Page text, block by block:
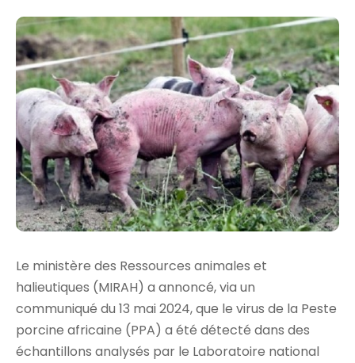
Le ministère des Ressources animales et
halieutiques (MIRAH) a annoncé, via un
communiqué du 13 mai 2024, que le virus de la Peste
porcine africaine (PPA) a été détecté dans des
échantillons analysés par le Laboratoire national